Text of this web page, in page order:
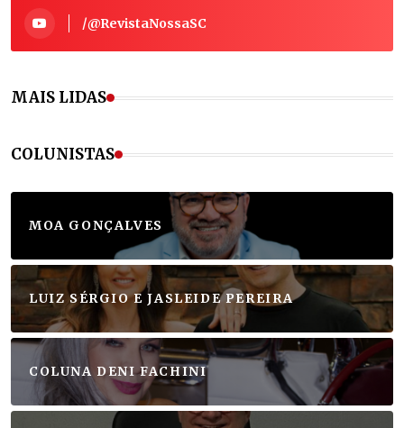
/@RevistaNossaSC
MAIS LIDAS
COLUNISTAS
MOA GONÇALVES
LUIZ SÉRGIO E JASLEIDE PEREIRA
COLUNA DENI FACHINI